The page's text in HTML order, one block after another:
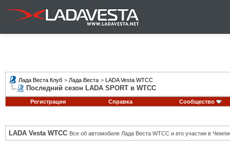
Лада Веста Клуб > Лада Веста > LADA Vesta WTCC
Последний сезон LADA SPORT в WTCC
Регистрация Справка Сообщество
LADA Vesta WTCC Все об автомобиле Лада Веста WTCC и его участии в